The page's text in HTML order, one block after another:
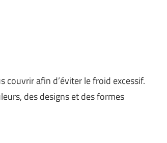
couvrir afin d’éviter le froid excessif.
des designs et des formes